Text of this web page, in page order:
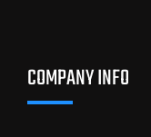
COMPANY INFO